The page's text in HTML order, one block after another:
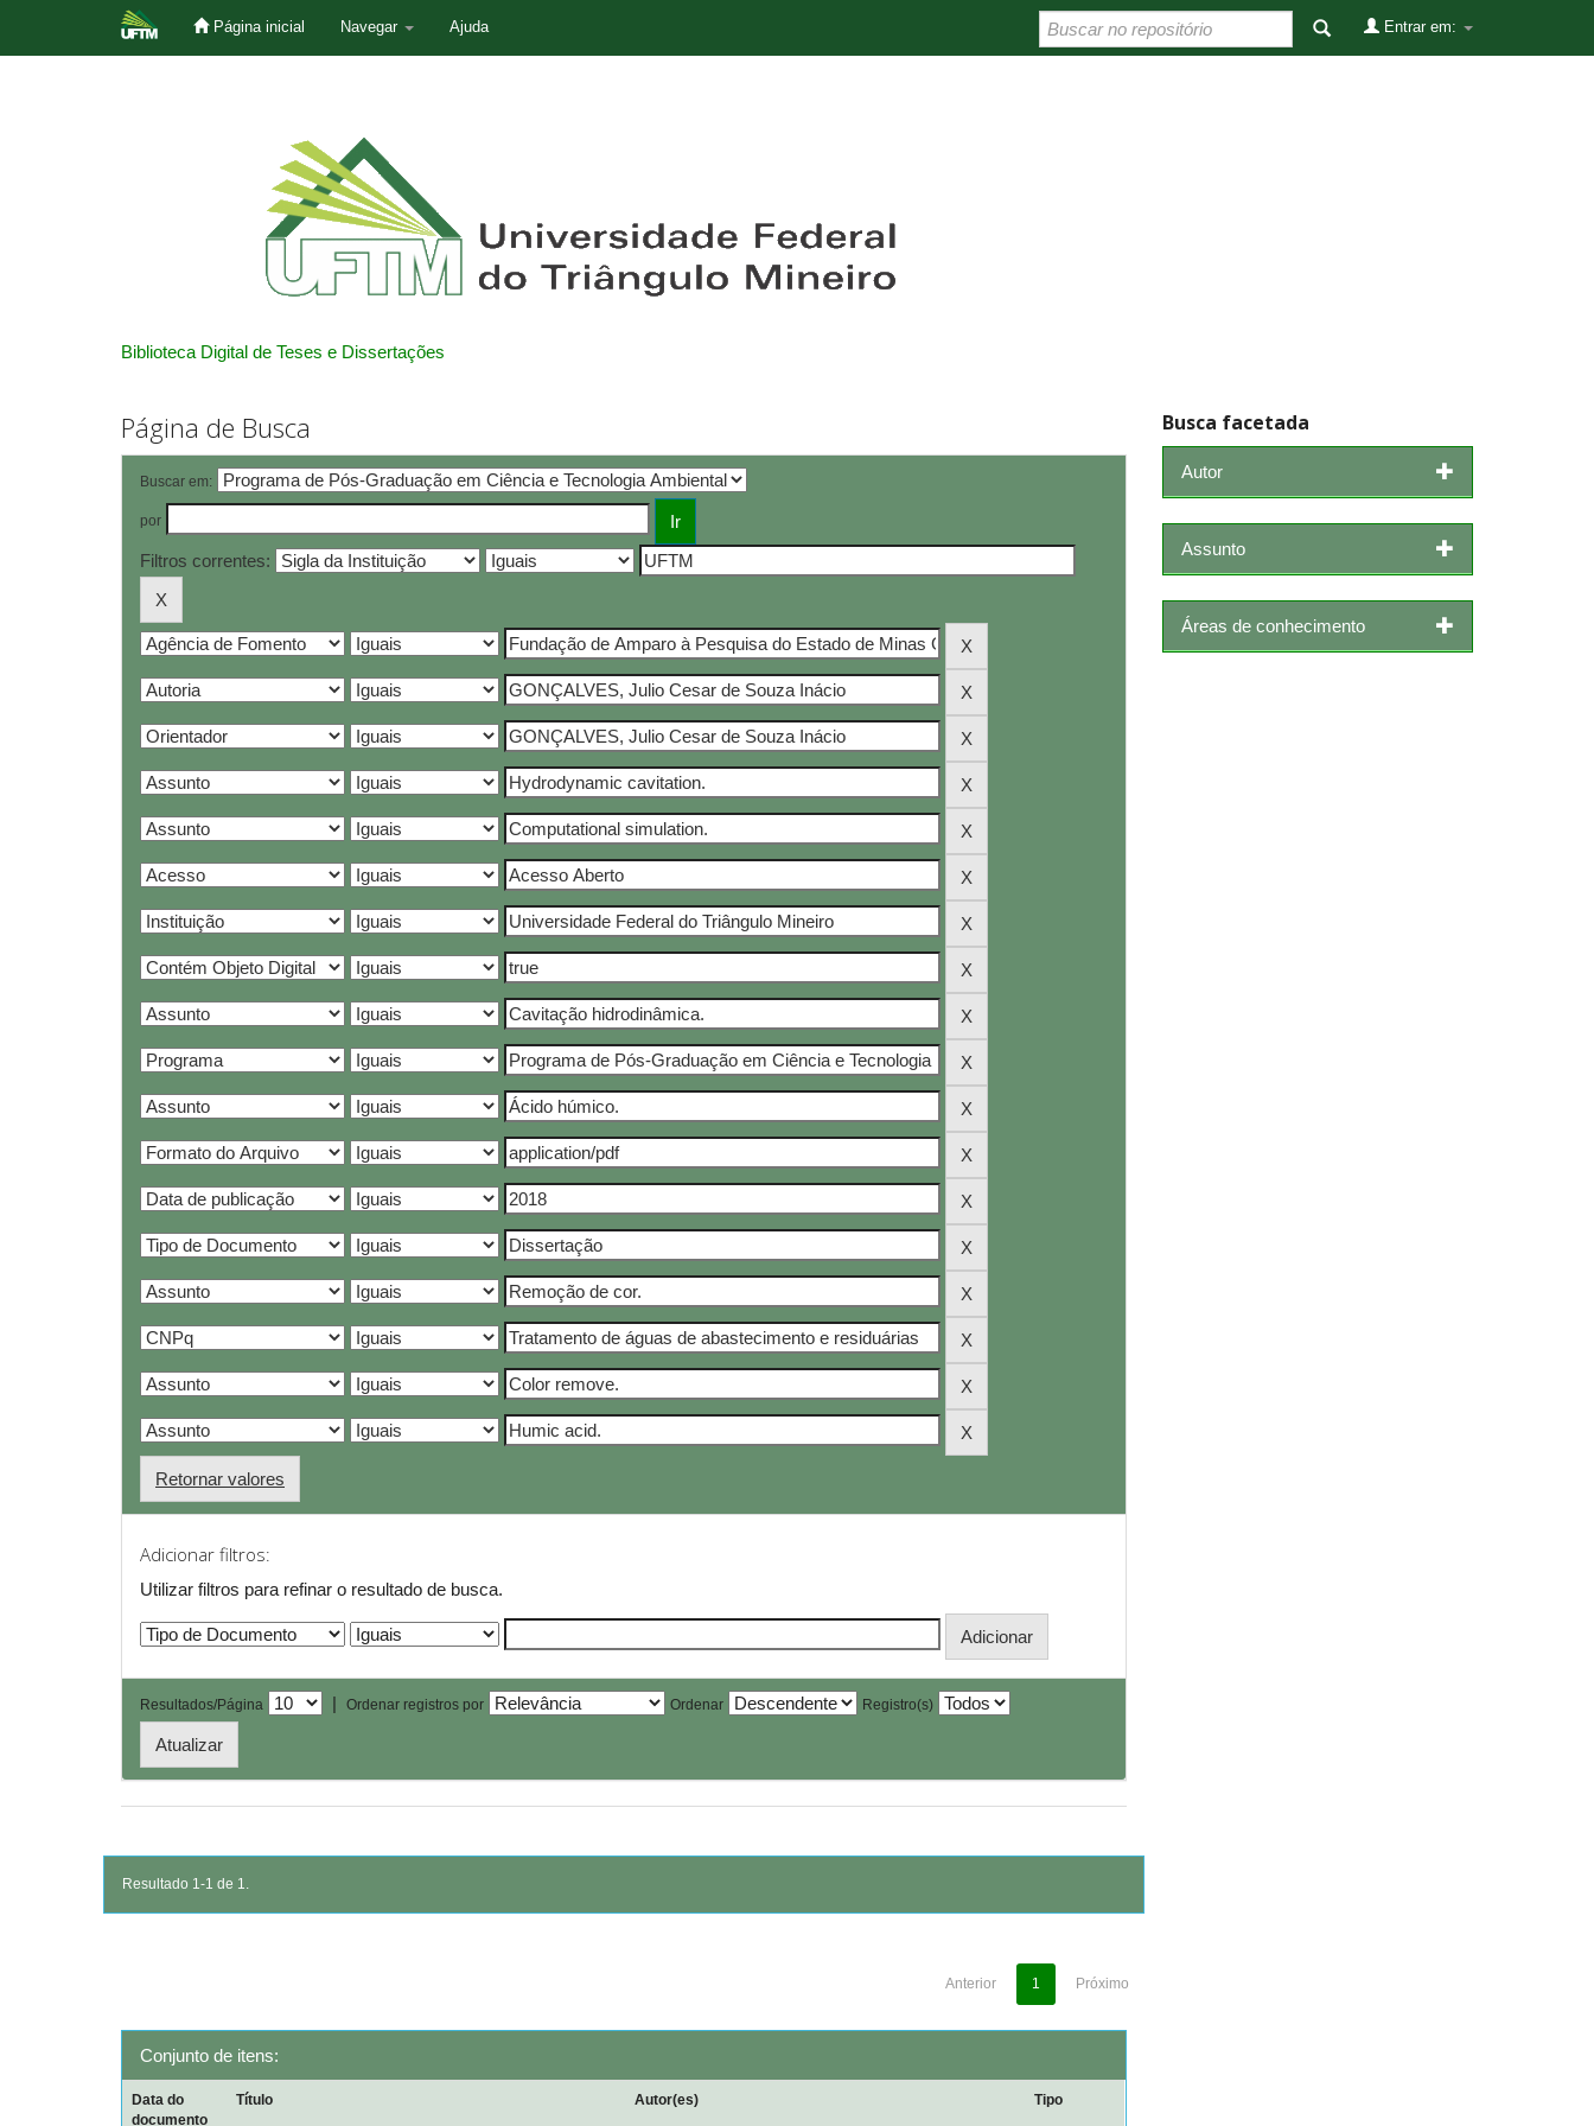
Página inicial Navegar Ajuda Entrar em:
Biblioteca Digital de Teses e Dissertações
Página de Busca
Buscar em:
por
Filtros correntes:
Retornar valores
Adicionar filtros:
Utilizar filtros para refinar o resultado de busca.
Resultados/Página | Ordenar registros por Ordenar Registro(s)
Resultado 1-1 de 1.
Anterior 1 Próximo
Conjunto de itens:
Data do
documento
Título Autor(es) Tipo
Busca facetada
Autor
Assunto
Áreas de conhecimento